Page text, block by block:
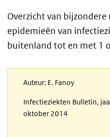
Overzicht van
epidemieën van
buitenland tot en met 1
Auteur: E. Fanoy
Infectieziekten Bulletin,
oktober 2014